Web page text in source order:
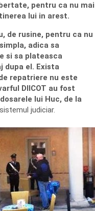
pentru ca nu mai
lui in arest.
de rusine, pentru ca nu
adica sa
si sa plateasca
dupa el. Exista
repatriere nu este
DIICOT au fost
lui Huc, de la
judiciar.